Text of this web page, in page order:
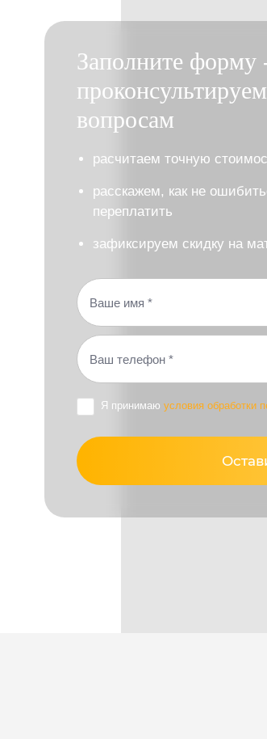
Заполните
вопросам
раcчитаем точную
расскажем, как не
переплатить
зафиксируем скидку на
Я принимаю условия обработки